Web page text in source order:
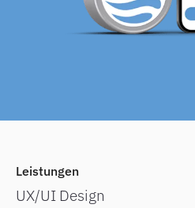
Leistungen
UX/UI Design